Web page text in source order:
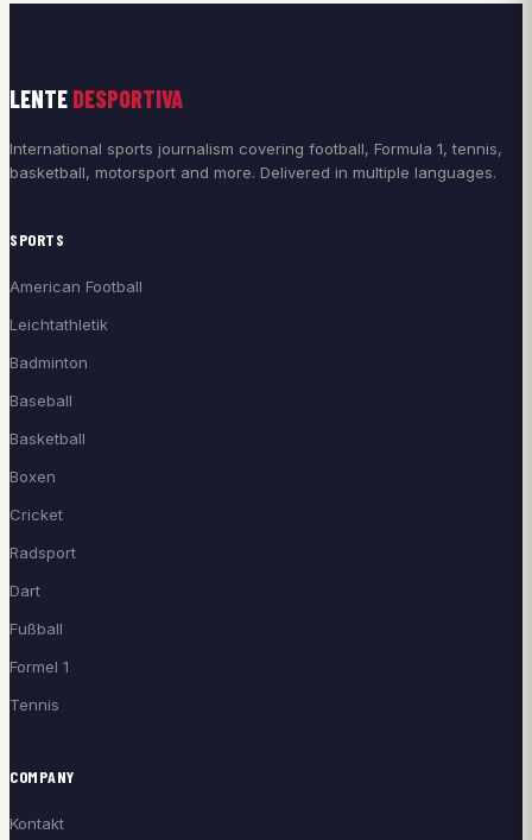
LENTE DESPORTIVA
International sports journalism covering football, Formula 1, tennis,
basketball, motorsport and more. Delivered in multiple languages.
SPORTS
American Football
Leichtathletik
Badminton
Baseball
Basketball
Boxen
Cricket
Radsport
Dart
Fußball
Formel 1
Tennis
COMPANY
Kontakt